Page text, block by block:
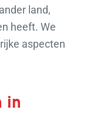
land,
heeft. We
aspecten
in